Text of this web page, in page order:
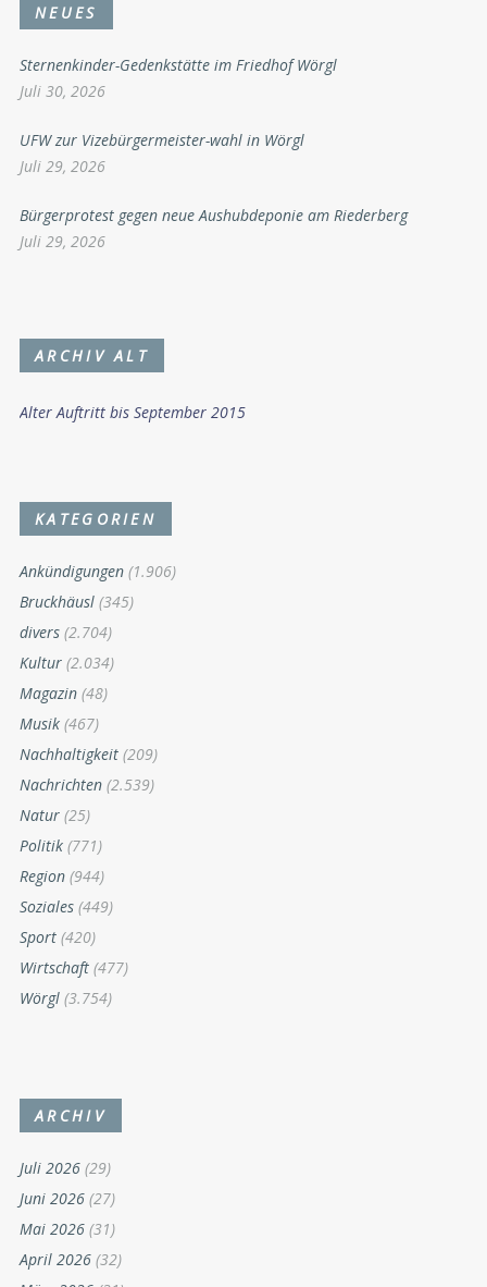
NEUES
Sternenkinder-Gedenkstätte im Friedhof Wörgl
Juli 30, 2026
UFW zur Vizebürgermeister-wahl in Wörgl
Juli 29, 2026
Bürgerprotest gegen neue Aushubdeponie am Riederberg
Juli 29, 2026
ARCHIV ALT
Alter Auftritt bis September 2015
KATEGORIEN
Ankündigungen (1.906)
Bruckhäusl (345)
divers (2.704)
Kultur (2.034)
Magazin (48)
Musik (467)
Nachhaltigkeit (209)
Nachrichten (2.539)
Natur (25)
Politik (771)
Region (944)
Soziales (449)
Sport (420)
Wirtschaft (477)
Wörgl (3.754)
ARCHIV
Juli 2026 (29)
Juni 2026 (27)
Mai 2026 (31)
April 2026 (32)